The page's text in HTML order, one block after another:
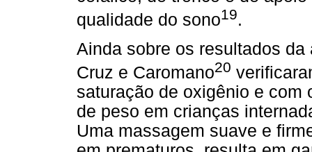
qualidade do sono19.
Ainda sobre os resultados
Cruz e Caromano20
saturação de oxigênio e com
de peso em crianças
Uma massagem suave e